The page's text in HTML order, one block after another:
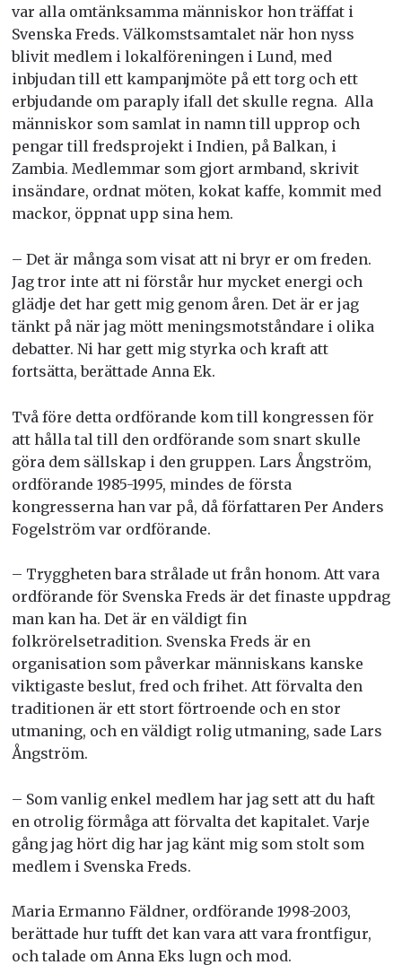
var alla omtänksamma människor hon träffat i
Svenska Freds. Välkomstsamtalet när hon nyss
blivit medlem i lokalföreningen i Lund, med
inbjudan till ett kampanjmöte på ett torg och ett
erbjudande om paraply ifall det skulle regna. Alla
människor som samlat in namn till upprop och
pengar till fredsprojekt i Indien, på Balkan, i
Zambia. Medlemmar som gjort armband, skrivit
insändare, ordnat möten, kokat kaffe, kommit med
mackor, öppnat upp sina hem.
– Det är många som visat att ni bryr er om freden.
Jag tror inte att ni förstår hur mycket energi och
glädje det har gett mig genom åren. Det är er jag
tänkt på när jag mött meningsmotståndare i olika
debatter. Ni har gett mig styrka och kraft att
fortsätta, berättade Anna Ek.
Två före detta ordförande kom till kongressen för
att hålla tal till den ordförande som snart skulle
göra dem sällskap i den gruppen. Lars Ångström,
ordförande 1985-1995, mindes de första
kongresserna han var på, då författaren Per Anders
Fogelström var ordförande.
– Tryggheten bara strålade ut från honom. Att vara
ordförande för Svenska Freds är det finaste uppdrag
man kan ha. Det är en väldigt fin
folkrörelsetradition. Svenska Freds är en
organisation som påverkar människans kanske
viktigaste beslut, fred och frihet. Att förvalta den
traditionen är ett stort förtroende och en stor
utmaning, och en väldigt rolig utmaning, sade Lars
Ångström.
– Som vanlig enkel medlem har jag sett att du haft
en otrolig förmåga att förvalta det kapitalet. Varje
gång jag hört dig har jag känt mig som stolt som
medlem i Svenska Freds.
Maria Ermanno Fäldner, ordförande 1998-2003,
berättade hur tufft det kan vara att vara frontfigur,
och talade om Anna Eks lugn och mod.